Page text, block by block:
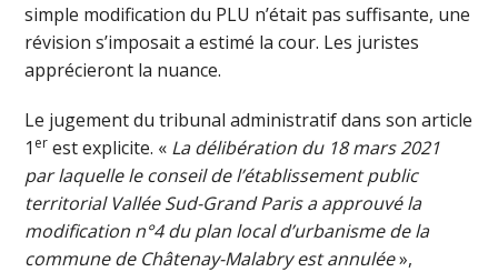
simple modification du PLU n’était pas suffisante, une
révision s’imposait a estimé la cour. Les juristes
apprécieront la nuance.
Le jugement du tribunal administratif dans son article
1 er est explicite. « La délibération du 18 mars 2021
par laquelle le conseil de l’établissement public
territorial Vallée Sud-Grand Paris a approuvé la
modification n°4 du plan local d’urbanisme de la
commune de Châtenay-Malabry est annulée»,